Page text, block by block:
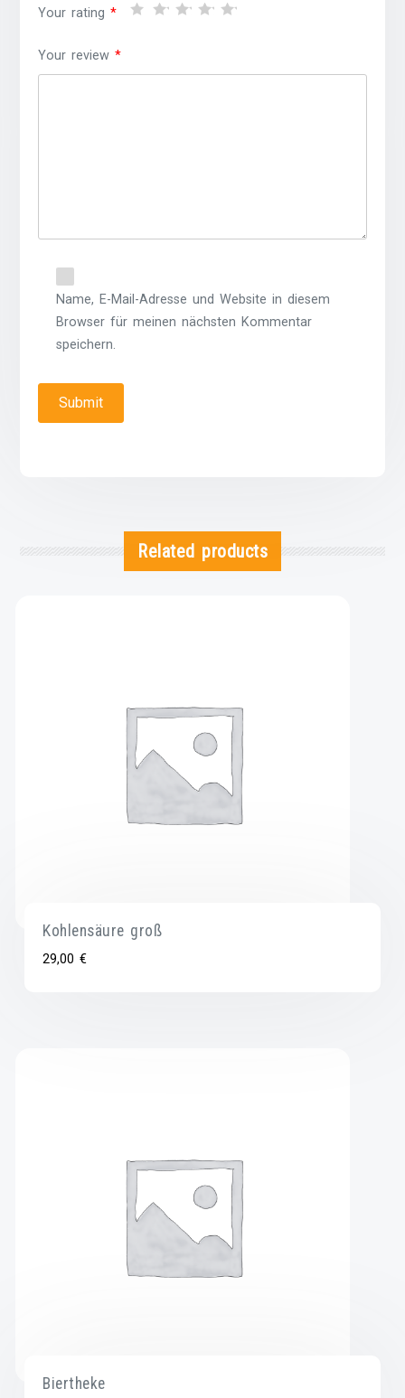
Your rating*
Your review*
Name, E-Mail-Adresse und Website in diesem
Browser für meinen nächsten Kommentar
speichern.
Related products
Kohlensäure groß
29,00€
Biertheke